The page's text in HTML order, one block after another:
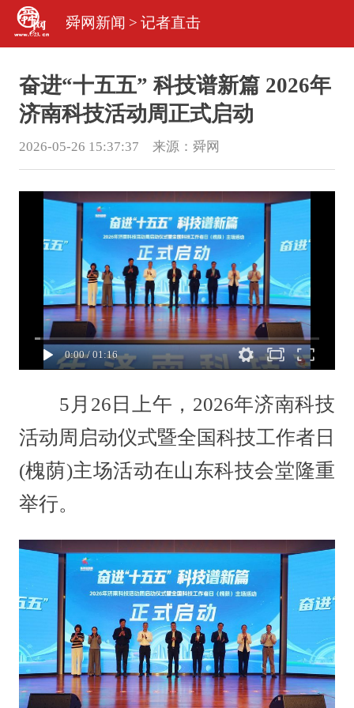
舜网新闻 > 记者直击
奋进“十五五” 科技谱新篇 2026年
济南科技活动周正式启动
2026-05-26 15:37:37 来源： 舜网
0:00/01:16
5月26日上午，2026年济南科技
活动周启动仪式暨全国科技工作者日
(槐荫)主场活动在山东科技会堂隆重
举行。